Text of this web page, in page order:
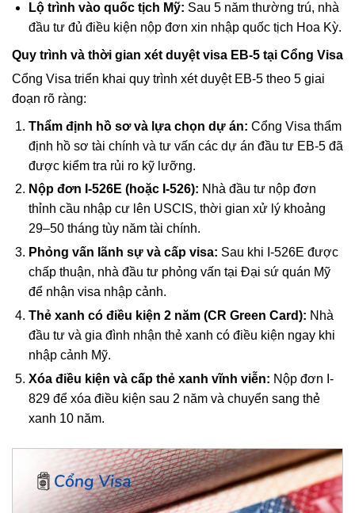
Lộ trình vào quốc tịch Mỹ: Sau 5 năm thường trú, nhà
đầu tư đủ điều kiện nộp đơn xin nhập quốc tịch Hoa Kỳ.
Quy trình và thời gian xét duyệt visa EB-5 tại Cổng Visa
Cổng Visa triển khai quy trình xét duyệt EB-5 theo 5 giai
đoạn rõ ràng:
Thẩm định hồ sơ và lựa chọn dự án: Cổng Visa thẩm
định hồ sơ tài chính và tư vấn các dự án đầu tư EB-5 đã
được kiểm tra rủi ro kỹ lưỡng.
Nộp đơn I-526E (hoặc I-526): Nhà đầu tư nộp đơn
thỉnh cầu nhập cư lên USCIS, thời gian xử lý khoảng
29–50 tháng tùy năm tài chính.
Phỏng vấn lãnh sự và cấp visa: Sau khi I-526E được
chấp thuận, nhà đầu tư phỏng vấn tại Đại sứ quán Mỹ
để nhận visa nhập cảnh.
Thẻ xanh có điều kiện 2 năm (CR Green Card): Nhà
đầu tư và gia đình nhận thẻ xanh có điều kiện ngay khi
nhập cảnh Mỹ.
Xóa điều kiện và cấp thẻ xanh vĩnh viễn: Nộp đơn I-
829 để xóa điều kiện sau 2 năm và chuyển sang thẻ
xanh 10 năm.